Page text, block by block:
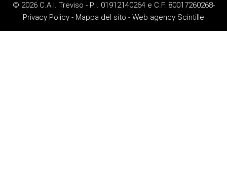
© 2026 C.A.I. Treviso - P.I. 01912140264 e C.F. 80017260268-
Privacy Policy - Mappa del sito - Web agency Scintille